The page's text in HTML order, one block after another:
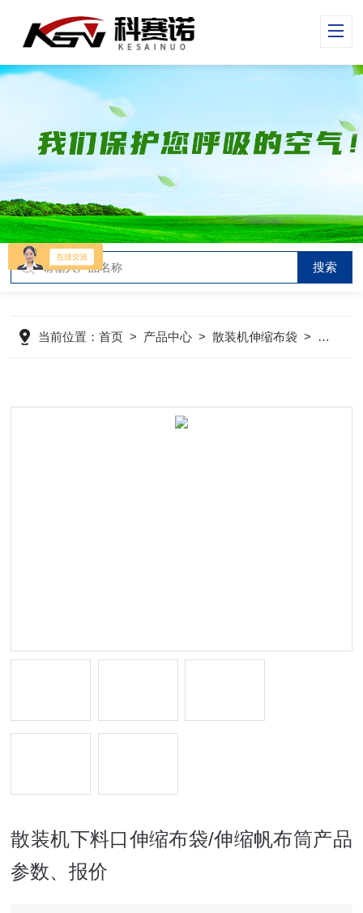
当前位置：首页 > 产品中心 >散装机伸缩布袋 > 卸料口
散装机下料口伸缩布袋/伸缩帆布筒产品
参数、报价